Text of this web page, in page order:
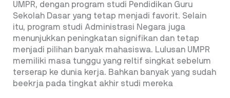
UMPR, dengan program studi Pendidikan Guru
Sekolah Dasar yang tetap menjadi favorit. Selain
itu, program studi Administrasi Negara juga
menunjukkan peningkatan signifikan dan tetap
menjadi pilihan banyak mahasiswa. Lulusan UMPR
memiliki masa tunggu yang reltif singkat sebelum
terserap ke dunia kerja. Bahkan banyak yang sudah
beekrja pada tingkat akhir studi mereka